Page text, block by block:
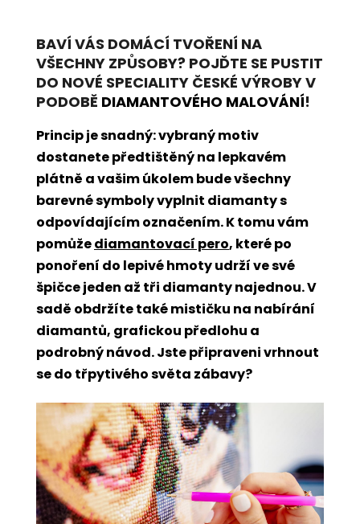
BAVÍ VÁS DOMÁCÍ TVOŘENÍ NA
VŠECHNY ZPŮSOBY? POJĎTE SE PUSTIT
DO NOVÉ SPECIALITY ČESKÉ VÝROBY V
PODOBĚ DIAMANTOVÉHO MALOVÁNÍ!
Princip je snadný: vybraný motiv
dostanete předtištěný na lepkavém
plátně a vašim úkolem bude všechny
barevné symboly vyplnit diamanty s
odpovídajícím označením. K tomu vám
pomůžediamantovací pero, které po
ponoření do lepivé hmoty udrží ve své
špičce jeden až tři diamanty najednou. V
sadě obdržíte také mističku na nabírání
diamantů, grafickou předlohu a
podrobný návod. Jste připraveni vrhnout
se do třpytivého světa zábavy?